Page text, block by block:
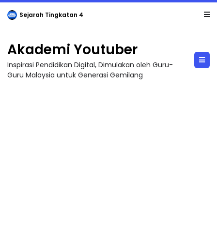
LIVE 🔴 [LIVE] PRINSIP PERAKAUNAN, BEDAH TUNTAS SOALAN 1 TRIAL OLEH CIKGU ...
Akademi Youtuber
Inspirasi Pendidikan Digital, Dimulakan oleh Guru-
Guru Malaysia untuk Generasi Gemilang